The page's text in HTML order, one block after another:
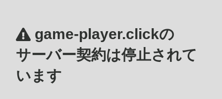
game-player.clickの
サーバー契約は停止されて
います